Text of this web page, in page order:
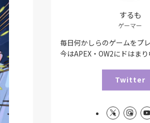
するも
ゲーマー
毎日何かしらのゲームをプ
今はAPEX・OW2にドはま
Twitter